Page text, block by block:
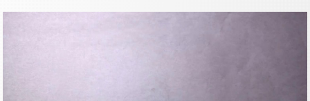
Quiénes Somos